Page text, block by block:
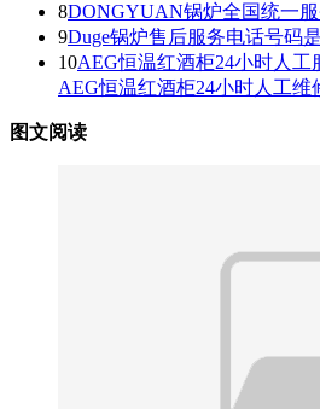
8DONGYUAN锅炉全国统一
9Duge锅炉售后服务电话号码
10AEG恒温红酒柜24小时人
AEG恒温红酒柜24小时人工维
图文阅读